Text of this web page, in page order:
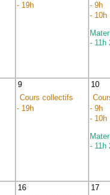
- 19h
- 9h
- 10h
- 11h
9
Cours collectifs
- 19h
10
- 9h
- 10h
- 11h
16
17